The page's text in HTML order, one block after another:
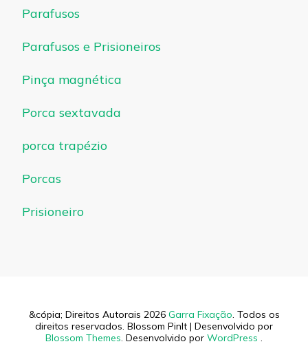
Parafusos
Parafusos e Prisioneiros
Pinça magnética
Porca sextavada
porca trapézio
Porcas
Prisioneiro
&cópia; Direitos Autorais 2026 Garra Fixação. Todos os
direitos reservados. Blossom PinIt | Desenvolvido por
Blossom Themes. Desenvolvido por WordPress .